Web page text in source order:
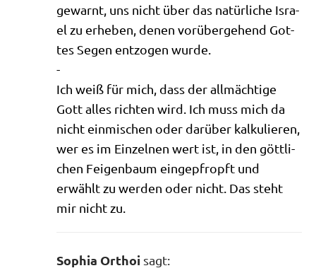
gewarnt, uns nicht über das natür­li­che Isra­
el zu erhe­ben, denen vor­über­ge­hend Got­
tes Segen ent­zo­gen wurde.
-
Ich weiß für mich, dass der all­mäch­ti­ge
Gott alles rich­ten wird. Ich muss mich da
nicht ein­mi­schen oder dar­über kal­ku­lie­ren,
wer es im Ein­zel­nen wert ist, in den gött­li­
chen Fei­gen­baum ein­ge­pfropft und
erwählt zu wer­den oder nicht. Das steht
mir nicht zu.
Sophia Orthoi sagt: